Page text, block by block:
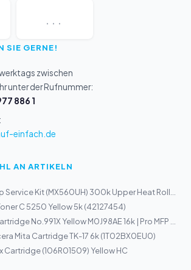
...
SIE GERNE!
zwischen
unter der Rufnummer:
886 1
einfach.de
AN ARTIKELN
C 5250 Yellow 5k (42127454)
Mita Cartridge TK-17 6k (1T02BX0EU0)
Cartridge (106R01509) Yellow HC